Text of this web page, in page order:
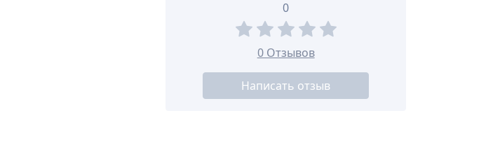
0
0 Отзывов
Написать отзыв